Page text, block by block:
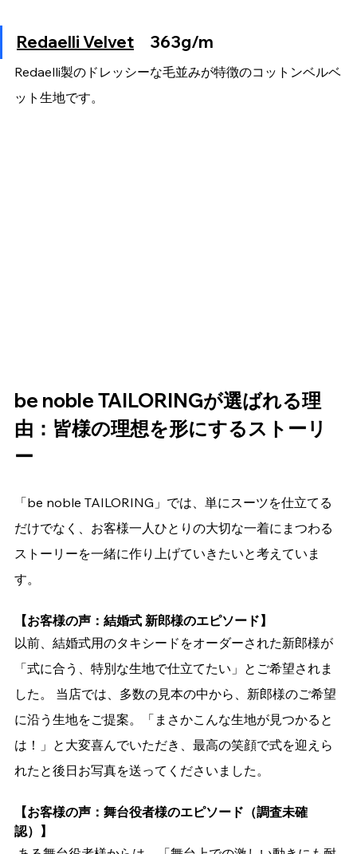
Redaelli Velvet 363g/m
Redaelli製のドレッシーな毛並みが特徴のコットンベルベ
ット生地です。
be noble TAILORINGが選ばれる理
由：皆様の理想を形にするストーリ
ー
「be noble TAILORING」では、単にスーツを仕立てる
だけでなく、お客様一人ひとりの大切な一着にまつわる
ストーリーを一緒に作り上げていきたいと考えていま
す。
【お客様の声：結婚式 新郎様のエピソード】
以前、結婚式用のタキシードをオーダーされた新郎様が
「式に合う、特別な生地で仕立てたい」とご希望されま
した。 当店では、多数の見本の中から、新郎様のご希望
に沿う生地をご提案。「まさかこんな生地が見つかると
は！」と大変喜んでいただき、最高の笑顔で式を迎えら
れたと後日お写真を送ってくださいました。
【お客様の声：舞台役者様のエピソード（調査未確
認）】